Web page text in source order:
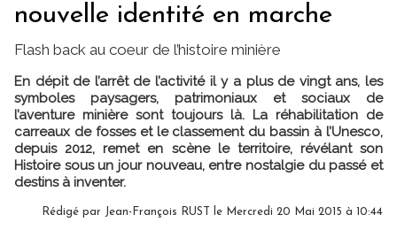
nouvelle identité en marche
Flash back au coeur de l’histoire minière
En dépit de l’arrêt de l’activité il y a plus de vingt ans, les
symboles paysagers, patrimoniaux et sociaux de
l’aventure minière sont toujours là. La réhabilitation de
carreaux de fosses et le classement du bassin à l’Unesco,
depuis 2012, remet en scène le territoire, révélant son
Histoire sous un jour nouveau, entre nostalgie du passé et
destins à inventer.
Rédigé par Jean-François RUST le Mercredi 20 Mai 2015 à 10:44